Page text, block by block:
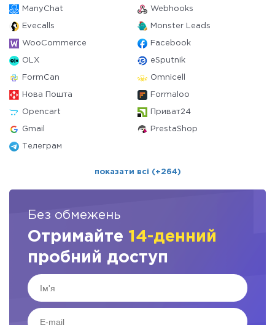
ManyChat Webhooks
Evecalls Monster Leads
WooCommerce Facebook
OLX eSputnik
FormCan Omnicell
Нова Пошта Formaloo
Opencart Приват24
Gmail PrestaShop
Телеграм
показати всі (+264)
Без обмежень
Отримайте 14-денний
пробний доступ